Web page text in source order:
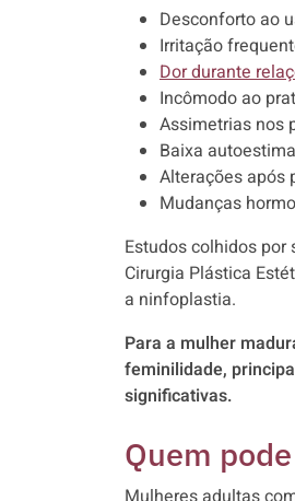
Desconforto ao
Irritação
Dor durante
Incômodo ao
Assimetrias nos
Baixa
Alterações após
Mudanças
Estudos colhidos
Cirurgia Plástica
a ninfoplastia.
Para a mulher
feminilidade,
significativas.
Quem